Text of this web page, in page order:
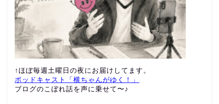
↑ほぼ毎週土曜日の夜にお届けしてます。
ポッドキャスト「横ちゃんがゆく！」
ブログのこぼれ話を声に乗せて〜♪